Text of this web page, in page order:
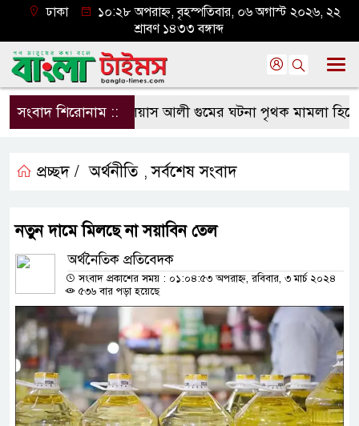
ঢাকা
১০:২৮ অপরাহ্ন, বৃহস্পতিবার, ০৬ অগাস্ট ২০২৬, ২২
শ্রাবণ ১৪৩৩ বঙ্গাব্দ
সংবাদ শিরোনাম ::ইলিয়াস আলী গুমের ঘটনা পৃথক মামলা হিসেবে
প্রচ্ছদ / অর্থনীতি ,সর্বশেষ সংবাদ
নতুন দামে মিলছে না সয়াবিন তেল
অর্থনৈতিক প্রতিবেদক
সংবাদ প্রকাশের সময় : ০১:০৪:৫৩ অপরাহ্ন, রবিবার, ৩ মার্চ ২০২৪
৫৩৬ বার পড়া হয়েছে